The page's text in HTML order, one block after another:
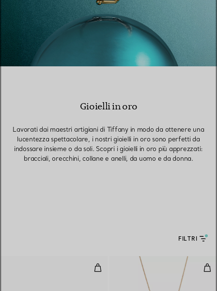
Gioielli in oro
Lavorati dai maestri artigiani di Tiffany in modo da ottenere una
lucentezza spettacolare, i nostri gioielli in oro sono perfetti da
indossare insieme o da soli. Scopri i gioielli in oro più apprezzati:
bracciali, orecchini, collane e anelli, da uomo e da donna.
FILTRI
Orecchini Color by the Yard